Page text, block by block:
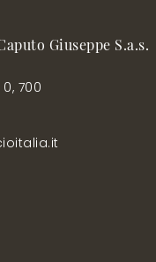
Giuseppe S.a.s.
700